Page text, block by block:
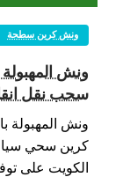
ونش كرين سطحة
سحب نقل
ونش المهبولة
كرين سحي
الكويت على